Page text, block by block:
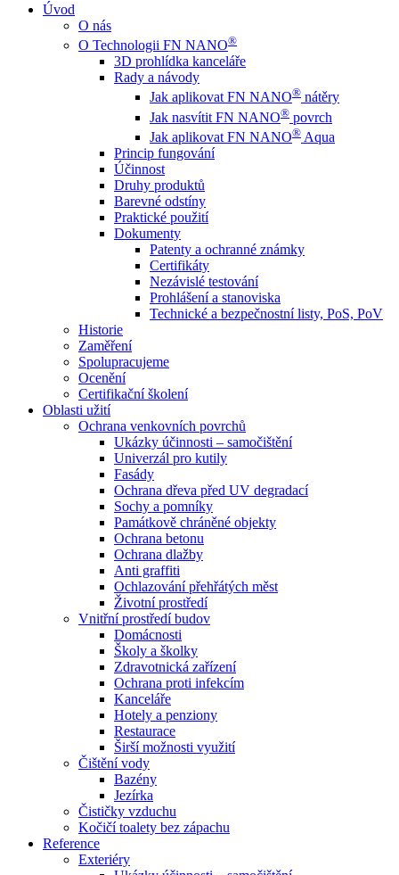
Úvod
O nás
O Technologii FN NANO®
3D prohlídka kanceláře
Rady a návody
Jak aplikovat FN NANO® nátěry
Jak nasvítit FN NANO® povrch
Jak aplikovat FN NANO® Aqua
Princip fungování
Účinnost
Druhy produktů
Barevné odstíny
Praktické použití
Dokumenty
Patenty a ochranné známky
Certifikáty
Nezávislé testování
Prohlášení a stanoviska
Technické a bezpečnostní listy, PoS, PoV
Historie
Zaměření
Spolupracujeme
Ocenění
Certifikační školení
Oblasti užití
Ochrana venkovních povrchů
Ukázky účinnosti – samočištění
Univerzál pro kutily
Fasády
Ochrana dřeva před UV degradací
Sochy a pomníky
Památkově chráněné objekty
Ochrana betonu
Ochrana dlažby
Anti graffiti
Ochlazování přehřátých měst
Životní prostředí
Vnitřní prostředí budov
Domácnosti
Školy a školky
Zdravotnická zařízení
Ochrana proti infekcím
Kanceláře
Hotely a penziony
Restaurace
Širší možnosti využití
Čištění vody
Bazény
Jezírka
Čističky vzduchu
Kočičí toalety bez zápachu
Reference
Exteriéry